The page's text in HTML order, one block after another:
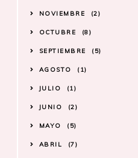
NOVIEMBRE 2
OCTUBRE 8
SEPTIEMBRE 5
AGOSTO 1
JULIO 1
JUNIO 2
MAYO 5
ABRIL 7